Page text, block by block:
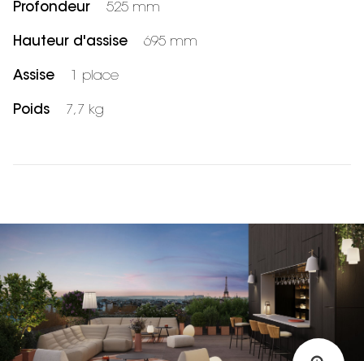
Profondeur 525 mm
Hauteur d'assise 695 mm
Assise 1 place
Poids 7,7 kg